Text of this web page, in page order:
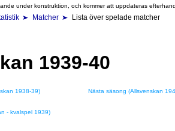
under konstruktion, och kommer att uppdateras
Matcher Lista över spelade matcher
1939-40
1938-39) Nästa säsong (Allsvenskan
- kvalspel 1939)